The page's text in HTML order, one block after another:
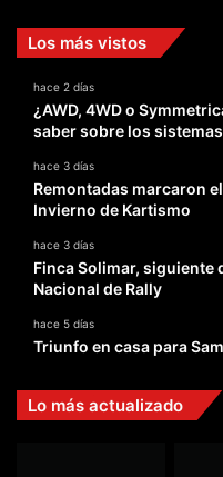
Los más vistos
hace 2 días
¿AWD, 4WD o
saber sobre los
hace 3 días
Remontadas marcaron
Invierno de Kartismo
hace 3 días
Finca Solimar, siguiente
Nacional de Rally
hace 5 días
Triunfo en casa para
Lo más actualizado